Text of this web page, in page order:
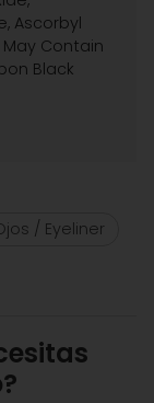
Ascorbyl
Contain
Black
/ Eyeliner